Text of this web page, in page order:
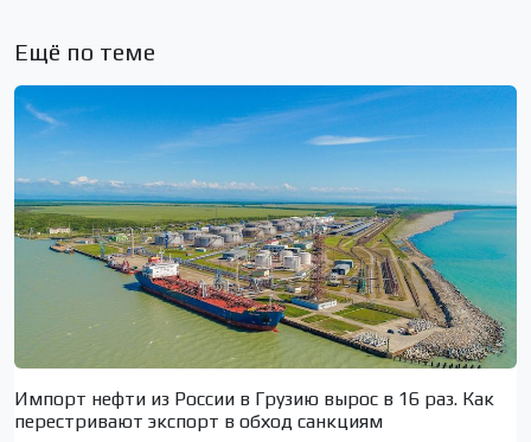
Ещё по теме
Импорт нефти из России в Грузию вырос в 16 раз. Как
перестривают экспорт в обход санкциям